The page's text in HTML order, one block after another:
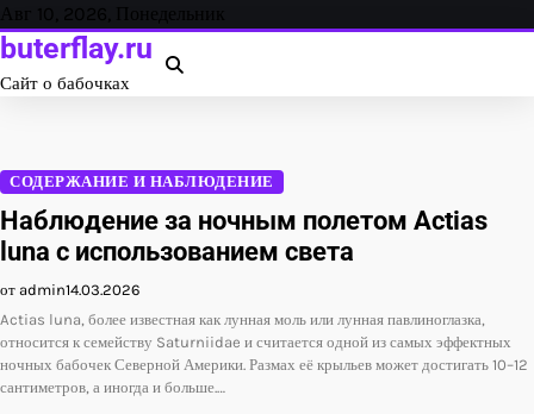
Перейти
к
Авг 10, 2026, Понедельник
buterflay.ru
Сайт о бабочках
СОДЕРЖАНИЕ И НАБЛЮДЕНИЕ
Наблюдение за ночным полетом Actias
luna с использованием света
от admin14.03.2026
Actias luna, более известная как лунная моль или лунная павлиноглазка,
относится к семейству Saturniidae и считается одной из самых эффектных
ночных бабочек Северной Америки. Размах её крыльев может достигать 10–12
сантиметров, а иногда и больше.…